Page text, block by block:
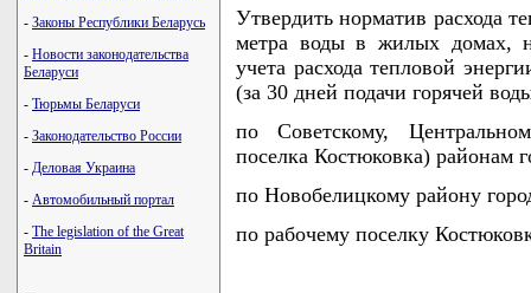
- Законы Республики Беларусь
- Новости законодательства
Беларуси
- Тюрьмы Беларуси
- Законодательство России
- Деловая Украина
- Автомобильный портал
- The legislation of the Great
Britain
Утвердить норматив расхода
метра воды в жилых домах,
учета расхода тепловой
(за 30 дней подачи горячей
по Советскому,
поселка Костюковка) районам
по Новобелицкому району
по рабочему поселку